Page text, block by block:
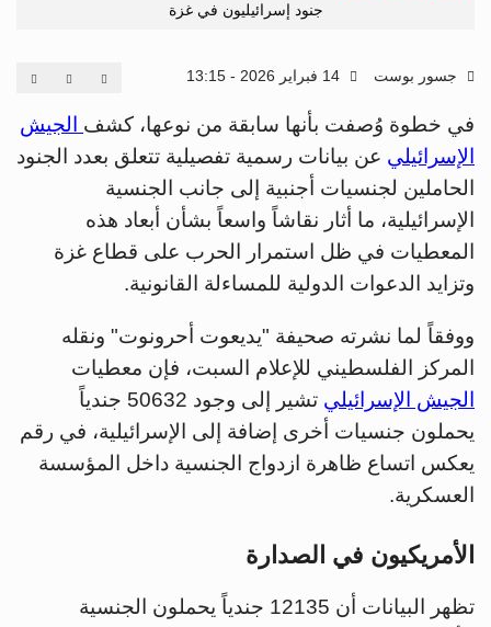
جنود إسرائيليون في غزة
جسور بوست
في خطوة وُصفت بأنها سابقة من نوعها، كشف الجيش
الإسرائيلي عن بيانات رسمية تفصيلية تتعلق بعدد الجنود
الحاملين لجنسيات أجنبية إلى جانب الجنسية
الإسرائيلية، ما أثار نقاشاً واسعاً بشأن أبعاد هذه
المعطيات في ظل استمرار الحرب على قطاع غزة
وتزايد الدعوات الدولية للمساءلة القانونية.
ووفقاً لما نشرته صحيفة "يديعوت أحرونوت" ونقله
المركز الفلسطيني للإعلام السبت، فإن معطيات
الجيش الإسرائيلي
تشير إلى وجود 50632 جندياً
يحملون جنسيات أخرى إضافة إلى الإسرائيلية، في رقم
يعكس اتساع ظاهرة ازدواج الجنسية داخل المؤسسة
العسكرية.
الأمريكيون في الصدارة
تظهر البيانات أن 12135 جندياً يحملون الجنسية